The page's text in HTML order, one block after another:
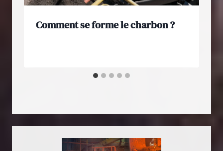
Comment se forme le charbon ?